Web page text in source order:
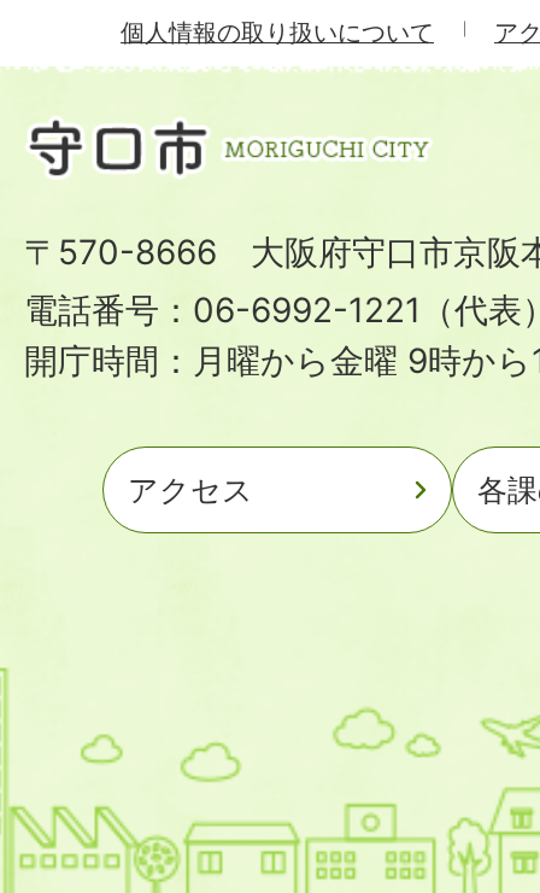
個人情報の取り扱いについて
ア
〒570-8666 大阪府守口市京阪
電話番号：06-6992-1221（代表
開庁時間：月曜から金曜 9時か
アクセス 各